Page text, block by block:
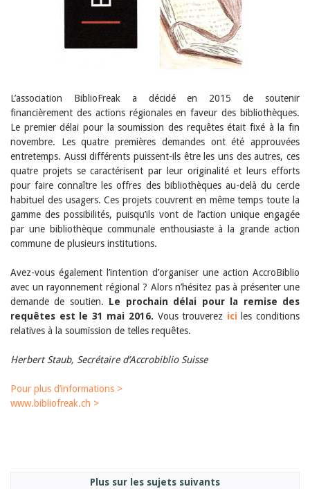
L’association BiblioFreak a décidé en 2015 de soutenir
financièrement des actions régionales en faveur des bibliothèques.
Le premier délai pour la soumission des requêtes était fixé à la fin
novembre. Les quatre premières demandes ont été approuvées
entretemps. Aussi différents puissent-ils être les uns des autres, ces
quatre projets se caractérisent par leur originalité et leurs efforts
pour faire connaître les offres des bibliothèques au-delà du cercle
habituel des usagers. Ces projets couvrent en même temps toute la
gamme des possibilités, puisqu’ils vont de l’action unique engagée
par une bibliothèque communale enthousiaste à la grande action
commune de plusieurs institutions.
Avez-vous également l’intention d’organiser une action AccroBiblio
avec un rayonnement régional ? Alors n’hésitez pas à présenter une
demande de soutien. Le prochain délai pour la remise des
requêtes est le 31 mai 2016. Vous trouverez iciles conditions
relatives à la soumission de telles requêtes.
Herbert Staub, Secrétaire d’Accrobiblio Suisse
Pour plus d’informations >
www.bibliofreak.ch >
Plus sur les sujets suivants